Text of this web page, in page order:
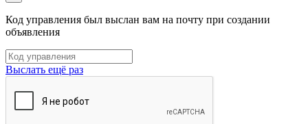
Код управления был выслан вам на почту при создании
объявления
Выслать ещё раз